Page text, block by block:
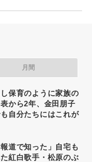
月間
し保育のように家族の
から2年、金田朋子
自分たちにはこれが
道で知った」自宅も
紅白歌手・松原のぶ